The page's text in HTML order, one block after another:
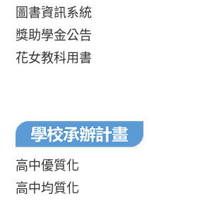
圖書資訊系統
獎助學金公告
花女教科用書
高中優質化
高中均質化